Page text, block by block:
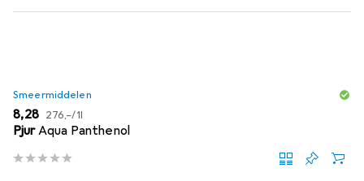
Smeermiddelen
EUR
8,28 EUR
276,–/1l
PjurAqua Panthenol